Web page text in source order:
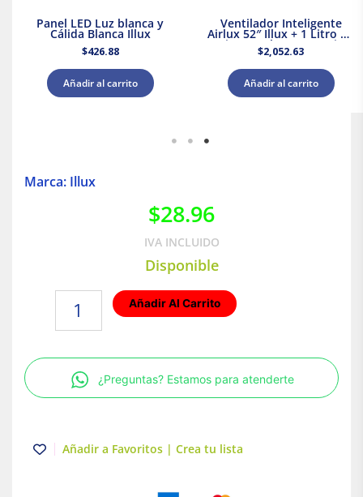
Panel LED Luz blanca y
Cálida Blanca Illux
$426.88
Añadir al carrito
Ventilador Inteligente
Airlux 52″ Illux + 1 Litro de
Pintura Blanca Acuario
$2,052.63
Añadir al carrito
Marca: Illux
$28.96
IVA INCLUIDO
Disponible
GU10
Illux
cantidad
Añadir Al Carrito
¿Preguntas? Estamos para atenderte
Añadir a Favoritos | Crea tu lista